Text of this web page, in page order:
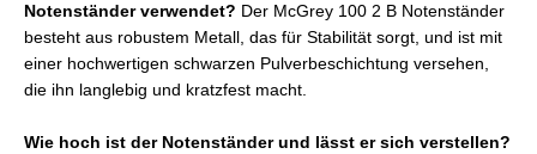
Notenständer verwendet? Der McGrey 100 2 B Notenständer
besteht aus robustem Metall, das für Stabilität sorgt, und ist mit
einer hochwertigen schwarzen Pulverbeschichtung versehen,
die ihn langlebig und kratzfest macht.
Wie hoch ist der Notenständer und lässt er sich verstellen?